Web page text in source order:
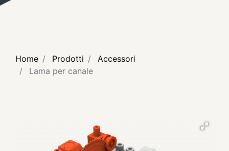
Home Prodotti
Accessori
Lama per canale